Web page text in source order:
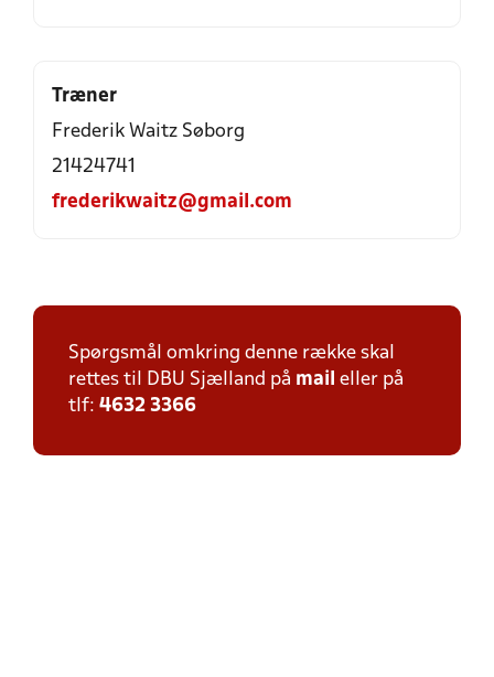
Træner
Frederik Waitz Søborg
21424741
frederikwaitz@gmail.com
Spørgsmål omkring denne række skal
rettes til DBU Sjælland på mail eller på
tlf: 4632 3366